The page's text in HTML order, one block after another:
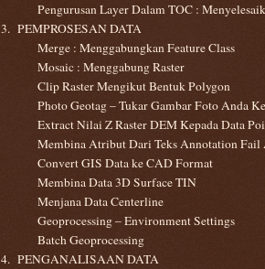
Pengurusan Layer Dalam TOC :
3. PEMPROSESAN DATA
Merge : Menggabungkan Feature Class
Mosaic : Menggabung Raster
Clip Raster Mengikut Bentuk Polygon
Photo Geotag – Tukar Gambar Foto Anda
Extract Nilai Z Raster DEM Kepada Data
Membina Atribut Dari Teks Annotation
Convert GIS Data ke CAD Format
Membina Data 3D Surface TIN
Menjana Data Centerline
Geoprocessing – Environment Settings
Batch Geoprocessing
4. PENGANALISAAN DATA